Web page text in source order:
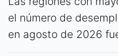
el número de
en agosto de 2026